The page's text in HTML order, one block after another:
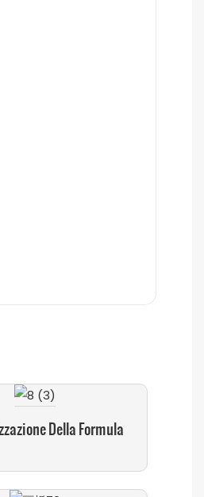
Della Formula